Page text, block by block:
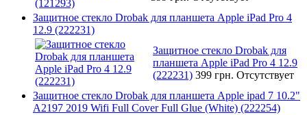
Защитное стекло Drobak для планшета Apple iPad Pro 4
12.9 (222231)
Защитное стекло Drobak для
планшета Apple iPad Pro 4 12.9
(222231) 399 грн. Отсутствует
Защитное стекло Drobak для планшета Apple ipad 7 10.2"
A2197 2019 Wifi Full Cover Full Glue (White) (222254)